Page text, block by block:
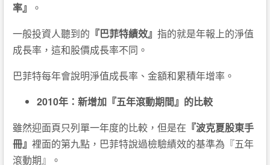
率』
。
一般投資人聽到的 『巴菲特績效』 指的就是年報上的淨值
成長率，這和股價成長率不同。
巴菲特每年會說明淨值成長率、金額和累積年增率。
2010年：新增加『五年滾動期間』的比較
雖然迎面頁只列單一年度的比較，但是在 『波克夏股東手
冊』 裡面的第九點，巴菲特說過檢驗績效的基準為『五年
滾動期』。